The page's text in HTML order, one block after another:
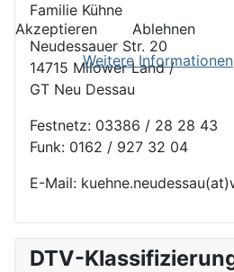
Familie Kühne
Neudessauer Str. 20
14715 Milower Land /
GT Neu Dessau
Festnetz: 03386 / 28 28 43
Funk: 0162 / 927 32 04
E-Mail:
DTV-
Akzeptieren
Ablehnen
Weitere Informationen